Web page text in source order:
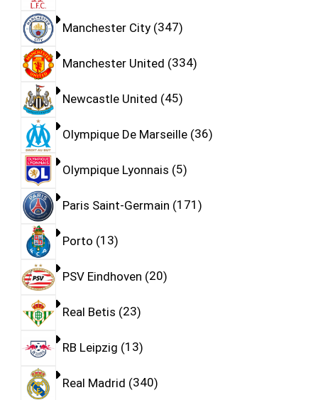
Manchester City 347
Manchester United 334
Newcastle United 45
Olympique De Marseille 36
Olympique Lyonnais 5
Paris Saint-Germain 171
Porto 13
PSV Eindhoven 20
Real Betis 23
RB Leipzig 13
Real Madrid 340